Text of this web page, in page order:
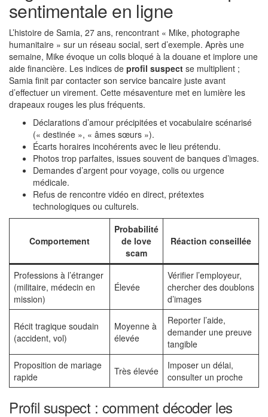
sentimentale en ligne
L’histoire de Samia, 27 ans, rencontrant « Mike, photographe
humanitaire » sur un réseau social, sert d’exemple. Après une
semaine, Mike évoque un colis bloqué à la douane et implore une
aide financière. Les indices de profil suspect se multiplient ;
Samia finit par contacter son service bancaire juste avant
d’effectuer un virement. Cette mésaventure met en lumière les
drapeaux rouges les plus fréquents.
Déclarations d’amour précipitées et vocabulaire scénarisé
(« destinée », « âmes sœurs »).
Écarts horaires incohérents avec le lieu prétendu.
Photos trop parfaites, issues souvent de banques d’images.
Demandes d’argent pour voyage, colis ou urgence
médicale.
Refus de rencontre vidéo en direct, prétextes
technologiques ou culturels.
Comportement
Probabilité
de love
scam
Réaction conseillée
Professions à l’étranger
(militaire, médecin en
mission)
Élevée
Vérifier l’employeur,
chercher des doublons
d’images
Récit tragique soudain
(accident, vol)
Moyenne à
élevée
Reporter l’aide,
demander une preuve
tangible
Proposition de mariage
rapide
Très élevée
Imposer un délai,
consulter un proche
Profil suspect : comment décoder les